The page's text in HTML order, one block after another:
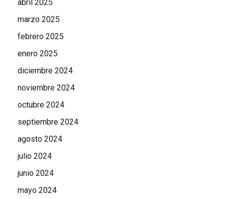
abril 2025
marzo 2025
febrero 2025
enero 2025
diciembre 2024
noviembre 2024
octubre 2024
septiembre 2024
agosto 2024
julio 2024
junio 2024
mayo 2024